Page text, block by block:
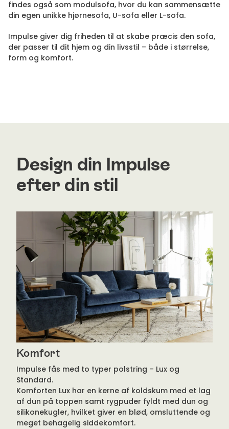
findes også som modulsofa, hvor du kan sammensætte
din egen unikke hjørnesofa, U-sofa eller L-sofa.
Impulse giver dig friheden til at skabe præcis den sofa,
der passer til dit hjem og din livsstil – både i størrelse,
form og komfort.
Design din Impulse
efter din stil
Komfort
Impulse fås med to typer polstring – Lux og
Standard.
Komforten Lux har en kerne af koldskum med et lag
af dun på toppen samt rygpuder fyldt med dun og
silikonekugler, hvilket giver en blød, omsluttende og
meget behagelig siddekomfort.